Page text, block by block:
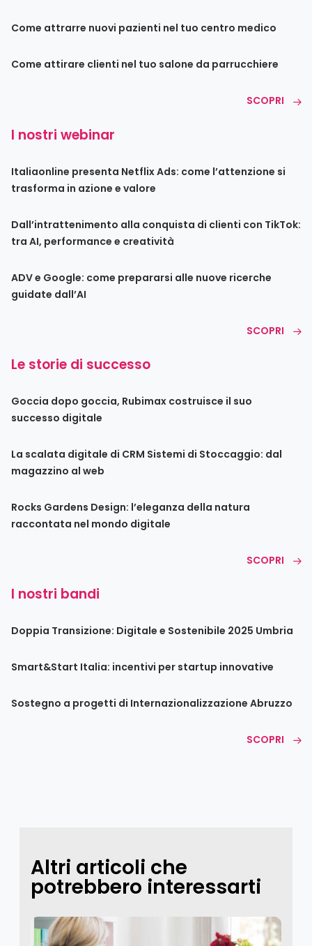
Come attrarre nuovi pazienti nel tuo centro medico
Come attirare clienti nel tuo salone da parrucchiere
SCOPRI
I nostri webinar
Italiaonline presenta Netflix Ads: come l’attenzione si
trasforma in azione e valore
Dall’intrattenimento alla conquista di clienti con TikTok:
tra AI, performance e creatività
ADV e Google: come prepararsi alle nuove ricerche
guidate dall’AI
SCOPRI
Le storie di successo
Goccia dopo goccia, Rubimax costruisce il suo
successo digitale
La scalata digitale di CRM Sistemi di Stoccaggio: dal
magazzino al web
Rocks Gardens Design: l’eleganza della natura
raccontata nel mondo digitale
SCOPRI
I nostri bandi
Doppia Transizione: Digitale e Sostenibile 2025 Umbria
Smart&Start Italia: incentivi per startup innovative
Sostegno a progetti di Internazionalizzazione Abruzzo
SCOPRI
Altri articoli che
potrebbero interessarti